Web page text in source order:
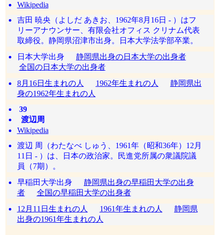
Wikipedia
吉田 暁央（よしだ あきお、1962年8月16日 - ）はフ
リーアナウンサー、有限会社オフィス クリナム代表
取締役。静岡県沼津市出身。日本大学法学部卒業。
日本大学出身 静岡県出身の日本大学の出身者
全国の日本大学の出身者
8月16日生まれの人
1962年生まれの人
静岡県出
身の1962年生まれの人
39
渡辺周
Wikipedia
渡辺 周（わたなべ しゅう、1961年（昭和36年）12月
11日 - ）は、日本の政治家。民進党所属の衆議院議
員（7期）。
早稲田大学出身 静岡県出身の早稲田大学の出身
者
全国の早稲田大学の出身者
12月11日生まれの人
1961年生まれの人
静岡県
出身の1961年生まれの人